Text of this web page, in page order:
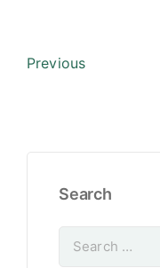
Previous
Search